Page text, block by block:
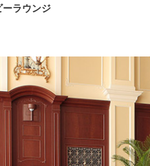
ーラウンジ